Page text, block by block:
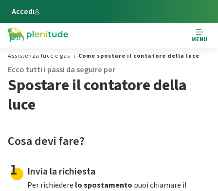
Vai al contenuto principale
Accedi
MENU
Assistenza luce e gas
Come spostare il contatore della luce
Ecco tutti i passi da seguire per
Spostare il contatore della
luce
Cosa devi fare?
1 Invia la richiesta
Per richiedere lo spostamento puoi chiamare il